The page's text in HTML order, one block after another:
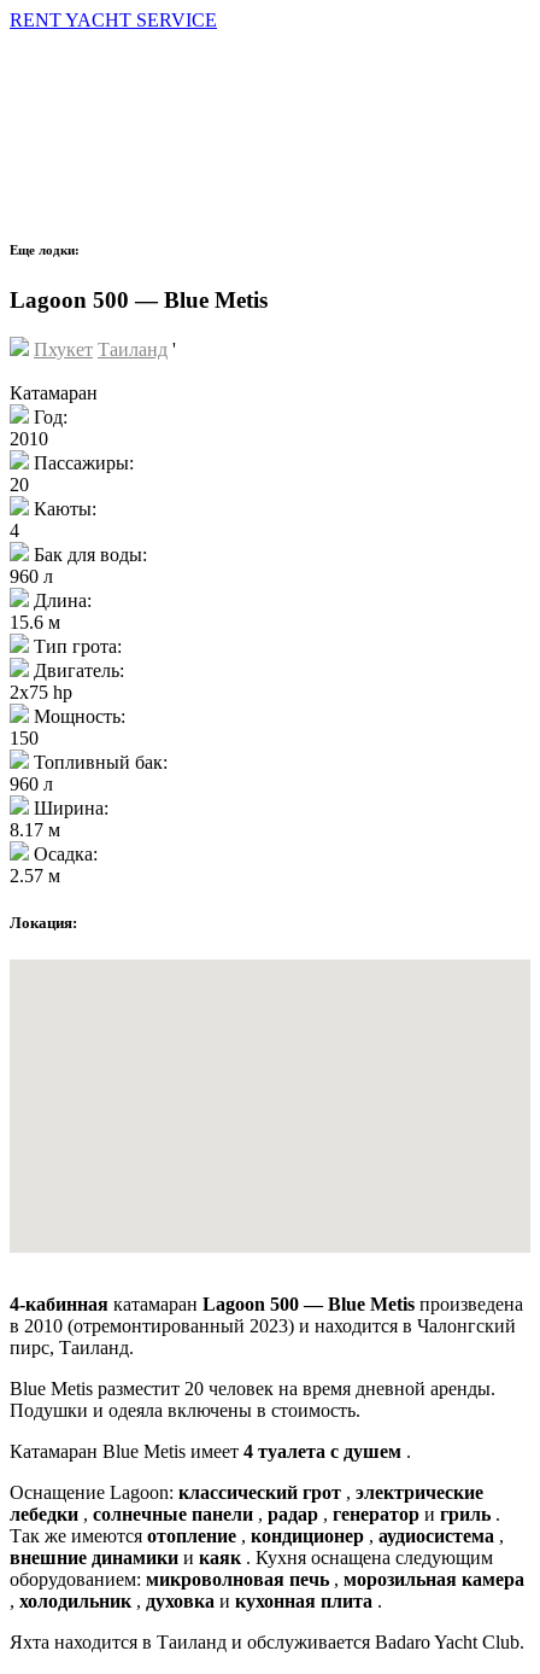
RENT YACHT SERVICE
Еще лодки:
Lagoon 500 — Blue Metis
Пхукет Таиланд '
Катамаран
Год:
2010
Пассажиры:
20
Каюты:
4
Бак для воды:
960 л
Длина:
15.6 м
Тип грота:
Двигатель:
2x75 hp
Мощность:
150
Топливный бак:
960 л
Ширина:
8.17 м
Осадка:
2.57 м
Локация:
4-кабинная катамаран Lagoon 500 — Blue Metis произведена
в 2010 (отремонтированный 2023) и находится в Чалонгский
пирс, Таиланд.
Blue Metis разместит 20 человек на время дневной аренды.
Подушки и одеяла включены в стоимость.
Катамаран Blue Metis имеет 4 туалета с душем .
Оснащение Lagoon: классический грот , электрические
лебедки , солнечные панели , радар , генератор и гриль .
Так же имеются отопление , кондиционер , аудиосистема ,
внешние динамики и каяк . Кухня оснащена следующим
оборудованием: микроволновая печь , морозильная камера
, холодильник , духовка и кухонная плита .
Яхта находится в Таиланд и обслуживается Badaro Yacht Club.